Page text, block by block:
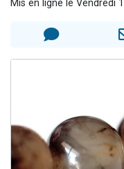
Mis en ligne le Vendredi